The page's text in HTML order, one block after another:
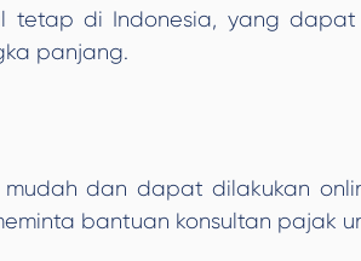
di Indonesia, yang dapat
panjang.
dan dapat dilakukan
bantuan konsultan pajak